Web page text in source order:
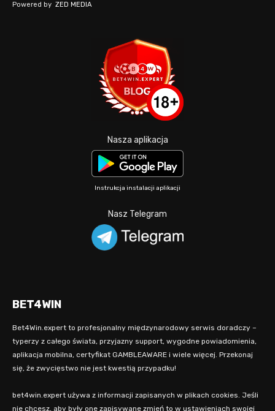
Powered by ZED MEDIA
Nasza aplikacja
Instrukcja instalacji aplikacji
Nasz Telegram
BET4WIN
Bet4Win.expert to profesjonalny międzynarodowy serwis doradczy –
typerzy z całego świata, przyjazny support, wygodne powiadomienia,
aplikacja mobilna, certyfikat GAMBLEAWARE i wiele więcej. Przekonaj
się, że zwycięstwo nie jest kwestią przypadku!
bet4win.expert używa z informacji zapisanych w plikach cookies. Jeśli
nie chcesz, aby były one zapisywane zmień to w ustawieniach swojej